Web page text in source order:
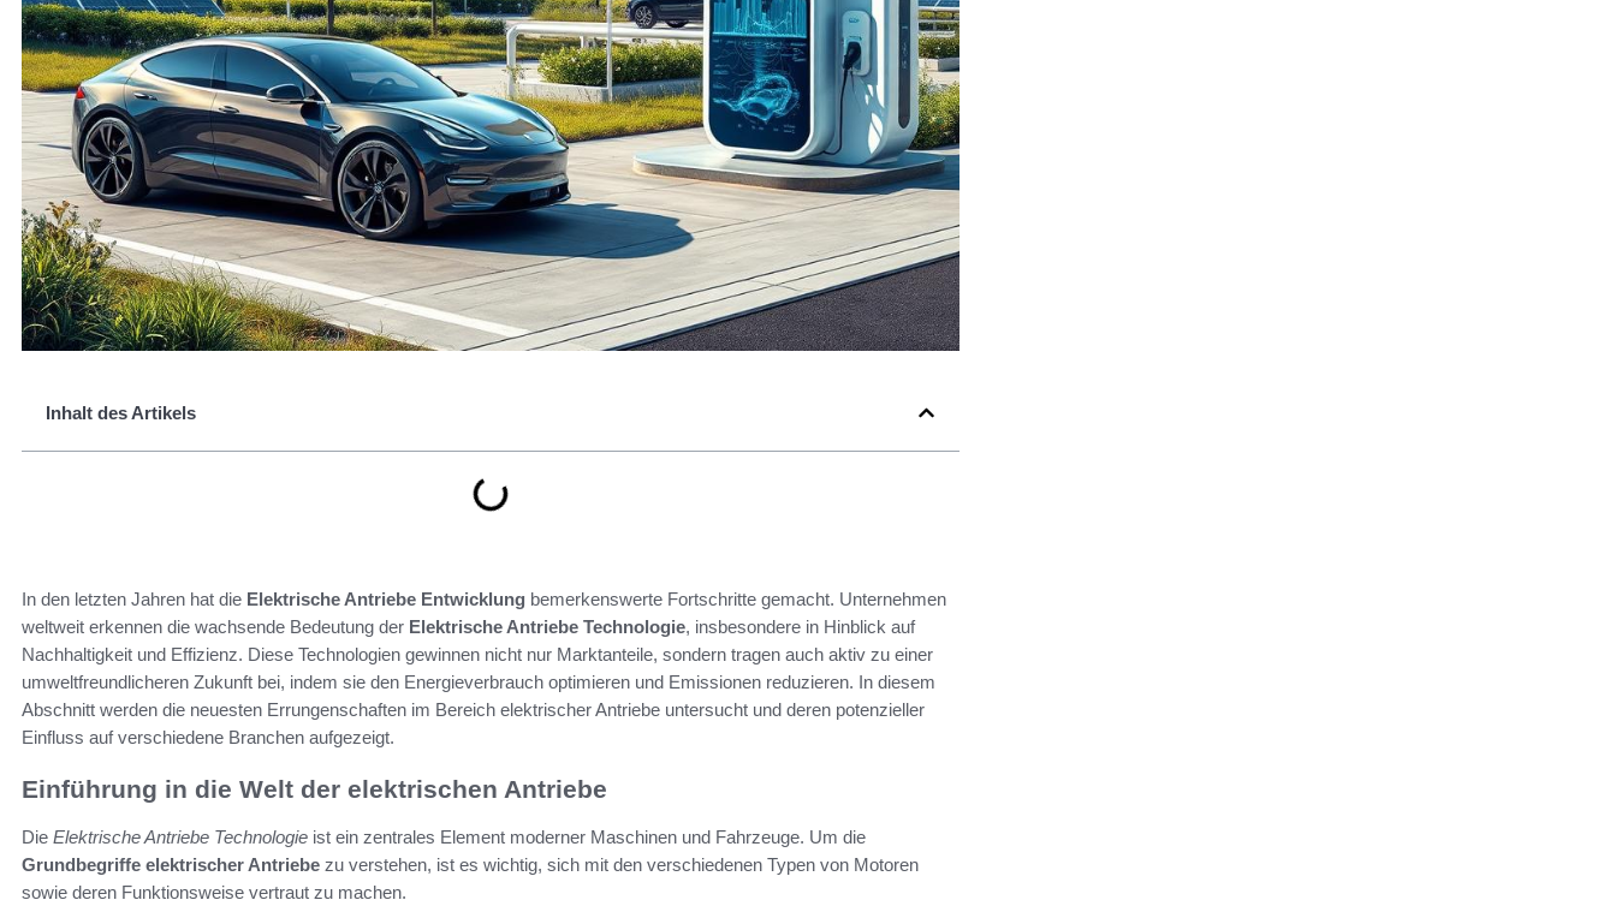
Inhalt des Artikels
In den letzten Jahren hat die Elektrische Antriebe Entwicklung bemerkenswerte Fortschritte gemacht. Unternehmen
weltweit erkennen die wachsende Bedeutung der Elektrische Antriebe Technologie, insbesondere in Hinblick auf
Nachhaltigkeit und Effizienz. Diese Technologien gewinnen nicht nur Marktanteile, sondern tragen auch aktiv zu einer
umweltfreundlicheren Zukunft bei, indem sie den Energieverbrauch optimieren und Emissionen reduzieren. In diesem
Abschnitt werden die neuesten Errungenschaften im Bereich elektrischer Antriebe untersucht und deren potenzieller
Einfluss auf verschiedene Branchen aufgezeigt.
Einführung in die Welt der elektrischen Antriebe
Die Elektrische Antriebe Technologie ist ein zentrales Element moderner Maschinen und Fahrzeuge. Um die
Grundbegriffe elektrischer Antriebe zu verstehen, ist es wichtig, sich mit den verschiedenen Typen von Motoren
sowie deren Funktionsweise vertraut zu machen.